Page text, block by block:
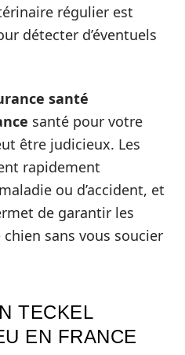
régulier est
détecter d’éventuels
santé
santé pour votre
être judicieux. Les
rapidement
ou d’accident, et
de garantir les
sans vous soucier
TECKEL
EN FRANCE